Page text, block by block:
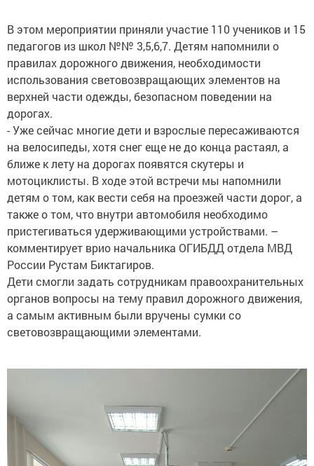
В этом мероприятии приняли участие 110 учеников и 15
педагогов из школ №№ 3,5,6,7. Детям напомнили о
правилах дорожного движения, необходимости
использования световозвращающих элементов на
верхней части одежды, безопасном поведении на
дорогах.
- Уже сейчас многие дети и взрослые пересаживаются
на велосипеды, хотя снег еще не до конца растаял, а
ближе к лету на дорогах появятся скутеры и
мотоциклисты. В ходе этой встречи мы напомнили
детям о том, как вести себя на проезжей части дорог, а
также о том, что внутри автомобиля необходимо
пристегиваться удерживающими устройствами. –
комментирует врио начальника ОГИБДД отдела МВД
России Рустам Биктагиров.
Дети смогли задать сотрудникам правоохранительных
органов вопросы на тему правил дорожного движения,
а самым активным были вручены сумки со
световозвращающими элементами.